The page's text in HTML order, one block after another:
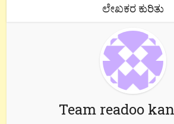
ಲೇಖಕರ ಕುರಿತು
Team readoo